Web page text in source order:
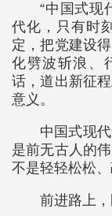
“中国式现
代化，只有时
定，把党建设
化劈波斩浪、
话，道出新征
意义。
中国式现
是前无古人的
不是轻轻松松、
前进路上